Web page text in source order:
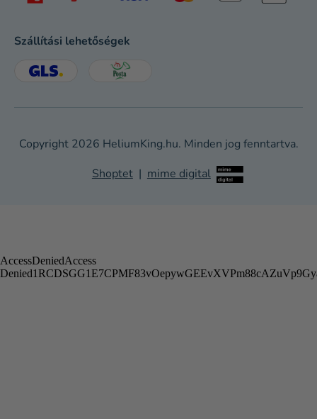
Szállítási lehetőségek
Shoptet | mime digital
Copyright 2026 HeliumKing.hu. Minden jog fenntartva.